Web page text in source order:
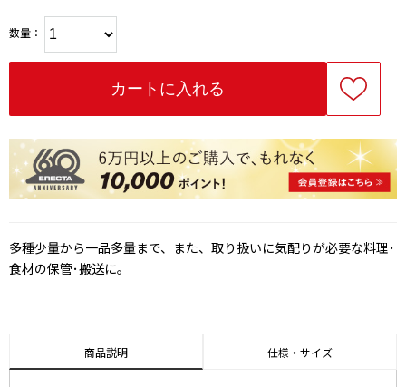
数量：
多種少量から一品多量まで、また、取り扱いに気配りが必要な料理･
食材の保管･搬送に。
商品説明 仕様・サイズ